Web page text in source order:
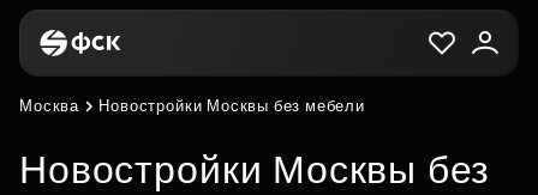
Москва Новостройки Москвы без мебели
Новостройки Москвы без